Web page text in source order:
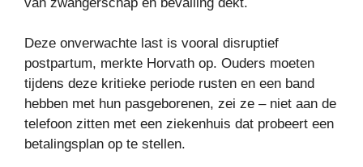
Deze onverwachte last is vooral disruptief
postpartum, merkte Horvath op. Ouders moeten
tijdens deze kritieke periode rusten en een band
hebben met hun pasgeborenen, zei ze – niet aan de
telefoon zitten met een ziekenhuis dat probeert een
betalingsplan op te stellen.